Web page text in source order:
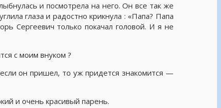
и посмотрела на него. Он все так же
глаза и радостно крикнула : «Папа? Папа
Сергеевич только покачал головой. И я не
с моим внуком ?
он пришел, то уж придется знакомится —
и очень красивый парень.